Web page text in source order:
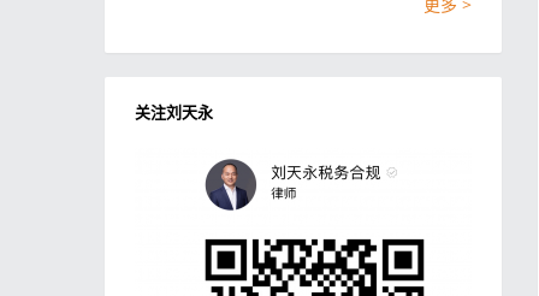
关注刘天永